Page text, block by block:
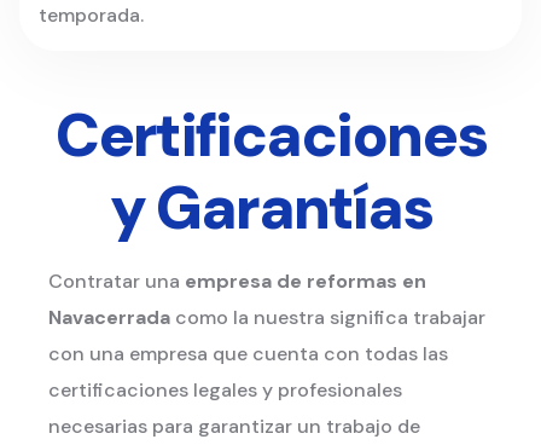
temporada.
Certificaciones
y Garantías
Contratar una empresa de reformas en
Navacerrada como la nuestra significa trabajar
con una empresa que cuenta con todas las
certificaciones legales y profesionales
necesarias para garantizar un trabajo de